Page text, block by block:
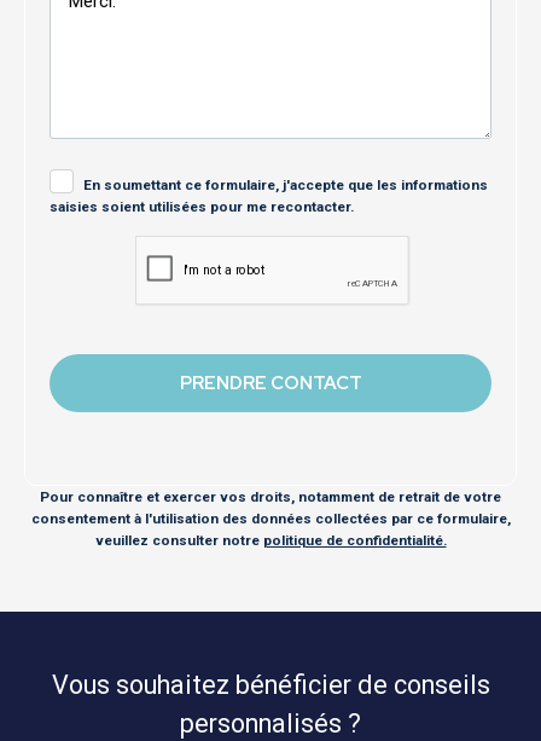
En soumettant ce formulaire, j'accepte que les informations
saisies soient utilisées pour me recontacter.
Pour connaître et exercer vos droits, notamment de retrait de votre
consentement à l'utilisation des données collectées par ce formulaire,
veuillez consulter notre politique de confidentialité.
Vous souhaitez bénéficier de conseils
personnalisés ?